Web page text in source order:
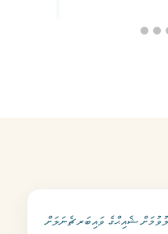
ޝެއިޙްގެ ވައިބަރ ޗެނަލަށް